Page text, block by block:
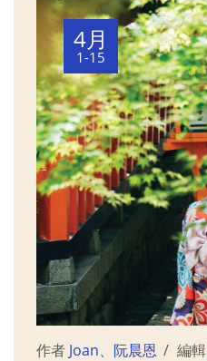
4月
1-15
作者 Joan、阮晨恩 編輯